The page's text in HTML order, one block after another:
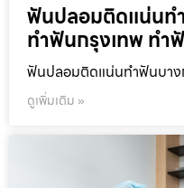
ฟันปลอมติดแน่นท
ทำฟันกรุงเทพ ทำ
ฟันปลอมติดแน่นทำฟันบา
ดูเพิ่มเติม »